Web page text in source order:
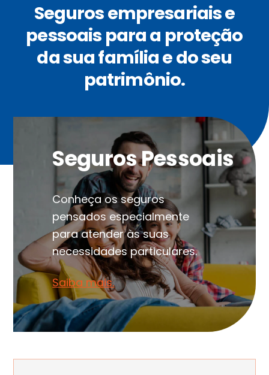
Seguros empresariais e
pessoais para a proteção
da sua família e do seu
patrimônio.
Seguros Pessoais
Conheça os seguros
pensados especialmente
para atender às suas
necessidades particulares.
Saiba mais.